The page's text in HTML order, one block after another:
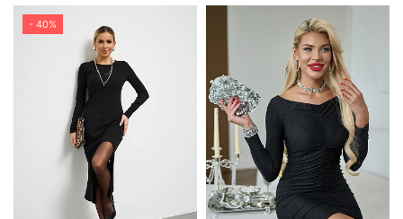
- 40%